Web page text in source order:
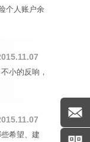
个人账户余
小的反响，
希望、建